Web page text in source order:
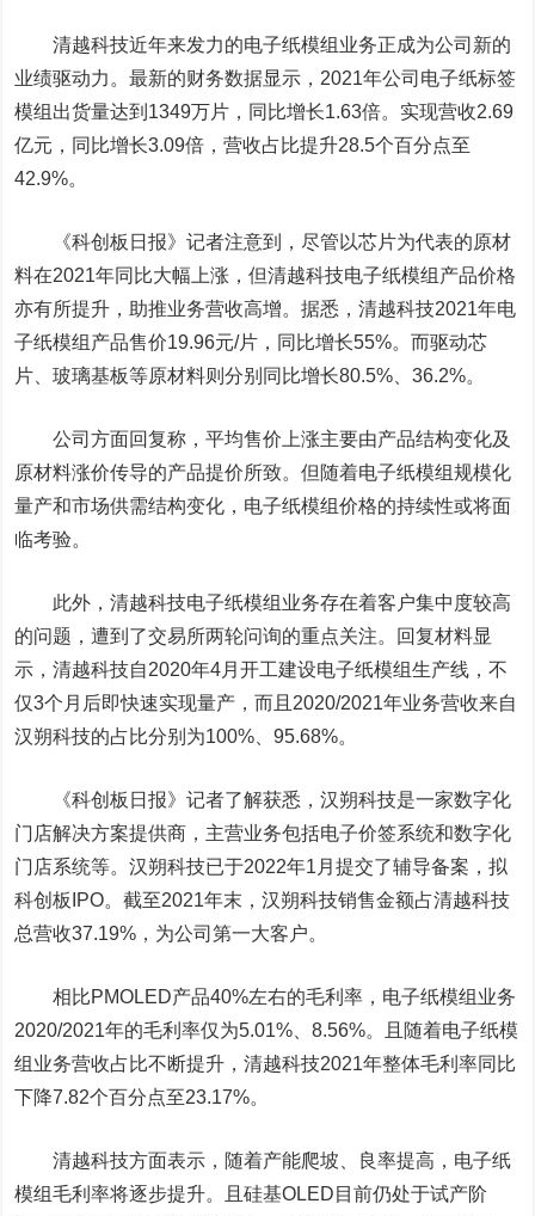
清越科技近年来发力的电子纸模组业务正成为公司新的
业绩驱动力。最新的财务数据显示，2021年公司电子纸标签
模组出货量达到1349万片，同比增长1.63倍。实现营收2.69
亿元，同比增长3.09倍，营收占比提升28.5个百分点至
42.9%。
《科创板日报》记者注意到，尽管以芯片为代表的原材
料在2021年同比大幅上涨，但清越科技电子纸模组产品价格
亦有所提升，助推业务营收高增。据悉，清越科技2021年电
子纸模组产品售价19.96元/片，同比增长55%。而驱动芯
片、玻璃基板等原材料则分别同比增长80.5%、36.2%。
公司方面回复称，平均售价上涨主要由产品结构变化及
原材料涨价传导的产品提价所致。但随着电子纸模组规模化
量产和市场供需结构变化，电子纸模组价格的持续性或将面
临考验。
此外，清越科技电子纸模组业务存在着客户集中度较高
的问题，遭到了交易所两轮问询的重点关注。回复材料显
示，清越科技自2020年4月开工建设电子纸模组生产线，不
仅3个月后即快速实现量产，而且2020/2021年业务营收来自
汉朔科技的占比分别为100%、95.68%。
《科创板日报》记者了解获悉，汉朔科技是一家数字化
门店解决方案提供商，主营业务包括电子价签系统和数字化
门店系统等。汉朔科技已于2022年1月提交了辅导备案，拟
科创板IPO。截至2021年末，汉朔科技销售金额占清越科技
总营收37.19%，为公司第一大客户。
相比PMOLED产品40%左右的毛利率，电子纸模组业务
2020/2021年的毛利率仅为5.01%、8.56%。且随着电子纸模
组业务营收占比不断提升，清越科技2021年整体毛利率同比
下降7.82个百分点至23.17%。
清越科技方面表示，随着产能爬坡、良率提高，电子纸
模组毛利率将逐步提升。且硅基OLED目前仍处于试产阶